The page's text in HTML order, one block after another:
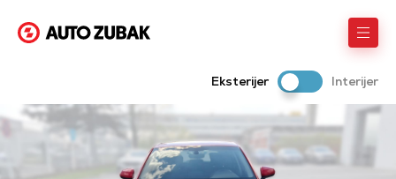
Eksterijer Interijer